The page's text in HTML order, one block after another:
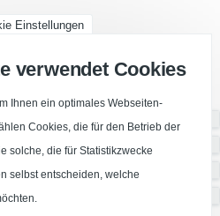
Technologiezentrum
Einstellungen
verwendet Cookies
Ihnen ein optimales Webseiten-
Cookies, die für den Betrieb der
solche, die für Statistikzwecke
selbst entscheiden, welche